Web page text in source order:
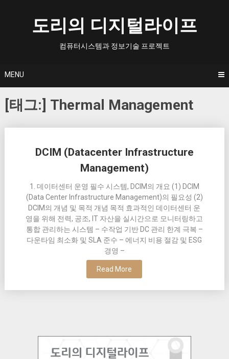
도리의 디지털라이프
컴퓨터시스템과 정보기술 프로젝트
MENU
[태그:] Thermal Management
DCIM (Datacenter Infrastructure
Management)
1. 데이터센터 운영 필수 시스템, DCIM의 개요 (1) DCIM
(Data Center Infrastructure Management)의 필요성 (2)
DCIM의 개념 및 목적 개념 목적 효과적인 데이터센터 운
영을 위해 전력, 공조, IT 자산을 실시간으로 모니터링하고
통합 관리하는 시스템 – 수작업 기반 DC 관리 한계 극복 –
다운타임 최소화 및 SLA 준수 – 에너지 비용 절감 및 ESG
경영 –
Read More
navigation